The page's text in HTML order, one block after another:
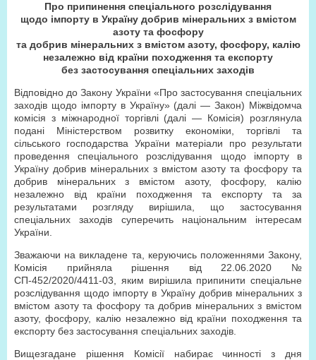
Про припинення спеціального розслідування
щодо імпорту в Україну добрив мінеральних з вмістом
азоту та фосфору
та добрив мінеральних з вмістом азоту, фосфору, калію
незалежно від країни походження та експорту
без застосування спеціальних заходів
Відповідно до Закону України «Про застосування спеціальних
заходів щодо імпорту в Україну» (далі — Закон) Міжвідомча
комісія з міжнародної торгівлі (далі — Комісія) розглянула
подані Міністерством розвитку економіки, торгівлі та
сільського господарства України матеріали про результати
проведення спеціального розслідування щодо імпорту в
Україну добрив мінеральних з вмістом азоту та фосфору та
добрив мінеральних з вмістом азоту, фосфору, калію
незалежно від країни походження та експорту та за
результатами розгляду вирішила, що застосування
спеціальних заходів суперечить національним інтересам
України.
Зважаючи на викладене та, керуючись положеннями Закону,
Комісія прийняла рішення від 22.06.2020 №
СП-452/2020/4411-03, яким вирішила припинити спеціальне
розслідування щодо імпорту в Україну добрив мінеральних з
вмістом азоту та фосфору та добрив мінеральних з вмістом
азоту, фосфору, калію незалежно від країни походження та
експорту без застосування спеціальних заходів.
Вищезгадане рішення Комісії набирає чинності з дня